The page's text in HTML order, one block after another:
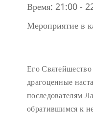
Время: 21:00 -
Мероприятие в
Его
драгоценные
последователям
обратившимся к